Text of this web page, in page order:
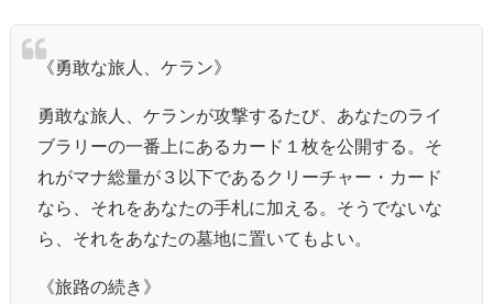
《勇敢な旅人、ケラン》
勇敢な旅人、ケランが攻撃するたび、あなたのライ
ブラリーの一番上にあるカード１枚を公開する。そ
れがマナ総量が３以下であるクリーチャー・カード
なら、それをあなたの手札に加える。そうでないな
ら、それをあなたの墓地に置いてもよい。
《旅路の続き》